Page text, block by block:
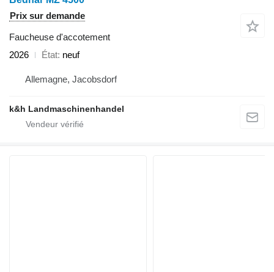
Prix sur demande
Faucheuse d'accotement
2026
État neuf
Allemagne, Jacobsdorf
k&h Landmaschinenhandel